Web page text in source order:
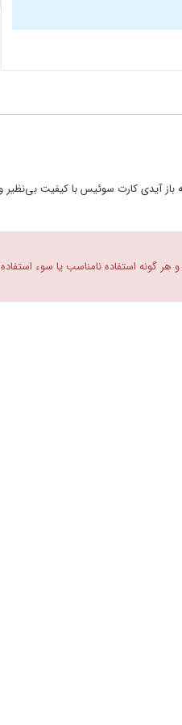
آیدی کارت سوئیس با کیفیت بی‌نظیر و
گونه استفاده نامناسب یا سوء